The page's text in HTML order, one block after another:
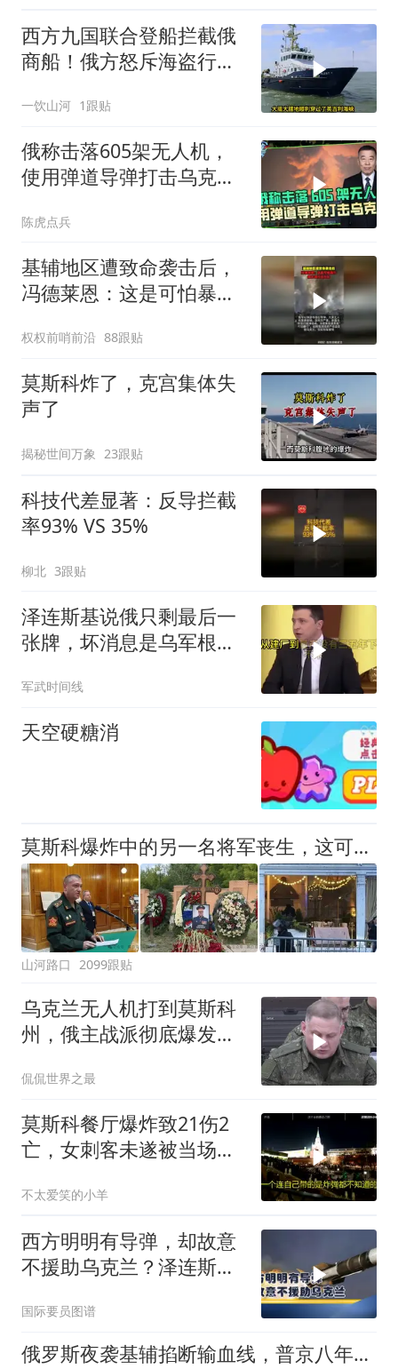
西方九国联合登船拦截俄
商船！俄方怒斥海盗行
难道只能认栽？
一饮山河 1跟贴
俄称击落605架无人机，
使用弹道导弹打击乌克兰
陈虎点兵
基辅地区遭致命袭击后，
冯德莱恩：这是可怕暴
权权前哨前沿 88跟贴
莫斯科炸了，克宫集体失
声了
揭秘世间万象 23跟贴
科技代差显著：反导拦截
率93% VS 35%
柳北 3跟贴
泽连斯基说俄只剩最后一
张牌，坏消息是乌军根本
军武时间线
天空硬糖消
莫斯科爆炸中的另一名将军丧生，这可能是5名死者中的第3名
山河路口 2099跟贴
乌克兰无人机打到莫斯科
州，俄主战派彻底爆发：
侃侃世界之最
莫斯科餐厅爆炸致21伤2
亡，女刺客未遂被当场擒
不太爱笑的小羊
西方明明有导弹，却故意
不援助乌克兰？泽连斯基
国际要员图谱
俄罗斯夜袭基辅掐断输血线，普京八年前一句狠话为何此时重提？